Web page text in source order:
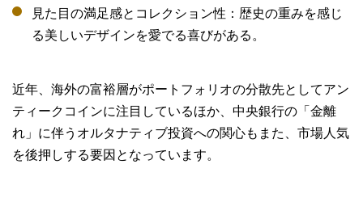
見た目の満足感とコレクション性：歴史の重みを感じ
る美しいデザインを愛でる喜びがある。
近年、海外の富裕層がポートフォリオの分散先としてアン
ティークコインに注目しているほか、中央銀行の「金離
れ」に伴うオルタナティブ投資への関心もまた、市場人気
を後押しする要因となっています。